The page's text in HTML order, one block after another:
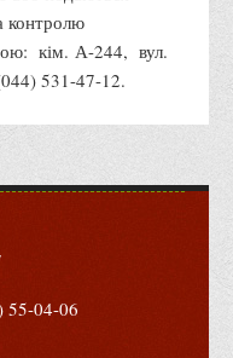
справи
технологій
контролю
кім. А-244, вул.
531-47-12.
55-04-06